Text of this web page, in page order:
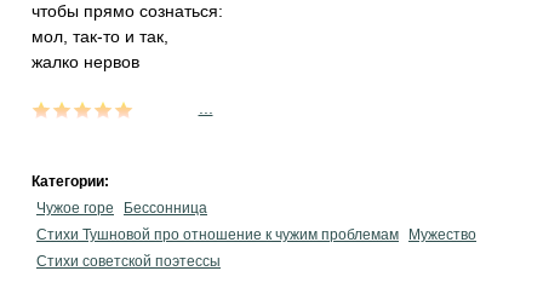
чтобы прямо сознаться:
мол, так-то и так,
жалко нервов
Категории:
Чужое горе
Бессонница
Стихи Тушновой про отношение к чужим проблемам
Мужество
Стихи советской поэтессы